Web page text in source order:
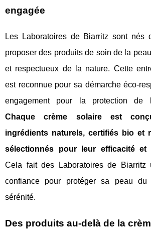
engagée
Les Laboratoires de Biarritz sont nés
proposer des produits de soin de la
et respectueux de la nature. Cette
est reconnue pour sa démarche éco-
engagement pour la protection de
Chaque crème solaire est
ingrédients naturels, certifiés bio et
sélectionnés pour leur efficacité et
Cela fait des Laboratoires de Biarritz
confiance pour protéger sa peau
sérénité.
Des produits au-delà de la